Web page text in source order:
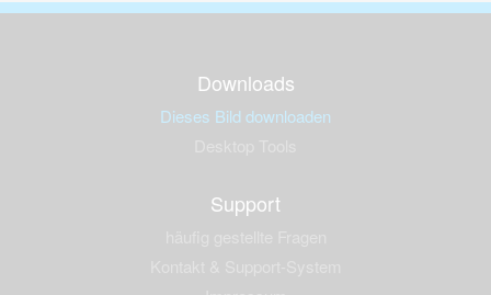
Downloads
Dieses Bild downloaden
Support